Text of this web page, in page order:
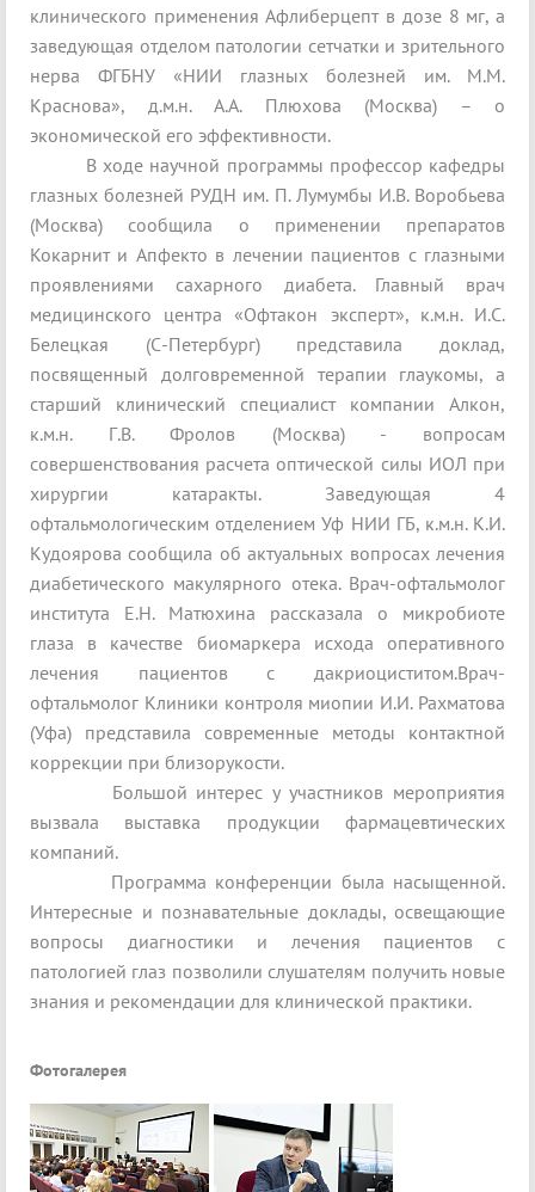
клинического применения Афлиберцепт в дозе 8 мг, а
заведующая отделом патологии сетчатки и зрительного
нерва ФГБНУ «НИИ глазных болезней им. М.М.
Краснова», д.м.н. А.А. Плюхова (Москва) – о
экономической его эффективности.
В ходе научной программы профессор кафедры
глазных болезней РУДН им. П. Лумумбы И.В. Воробьева
(Москва) сообщила о применении препаратов
Кокарнит и Апфекто в лечении пациентов с глазными
проявлениями сахарного диабета. Главный врач
медицинского центра «Офтакон эксперт», к.м.н. И.С.
Белецкая (С-Петербург) представила доклад,
посвященный долговременной терапии глаукомы, а
старший клинический специалист компании Алкон,
к.м.н. Г.В. Фролов (Москва) - вопросам
совершенствования расчета оптической силы ИОЛ при
хирургии катаракты. Заведующая 4
офтальмологическим отделением Уф НИИ ГБ, к.м.н. К.И.
Кудоярова сообщила об актуальных вопросах лечения
диабетического макулярного отека. Врач-офтальмолог
института Е.Н. Матюхина рассказала о микробиоте
глаза в качестве биомаркера исхода оперативного
лечения пациентов с дакриоциститом.Врач-
офтальмолог Клиники контроля миопии И.И. Рахматова
(Уфа) представила современные методы контактной
коррекции при близорукости.
Большой интерес у участников мероприятия
вызвала выставка продукции фармацевтических
компаний.
Программа конференции была насыщенной.
Интересные и познавательные доклады, освещающие
вопросы диагностики и лечения пациентов с
патологией глаз позволили слушателям получить новые
знания и рекомендации для клинической практики.
Фотогалерея